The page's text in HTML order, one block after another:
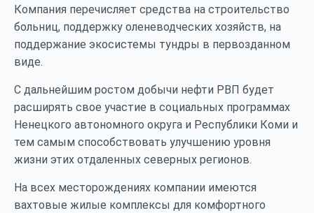
Компания перечисляет средства на строительство
больниц, поддержку оленеводческих хозяйств, на
поддержание экосистемы тундры в первозданном
виде.
С дальнейшим ростом добычи нефти РВП будет
расширять свое участие в социальных программах
Ненецкого автономного округа и Республики Коми и
тем самым способствовать улучшению уровня
жизни этих отдаленных северных регионов.
На всех месторождениях компании имеются
вахтовые жилые комплексы для комфортного